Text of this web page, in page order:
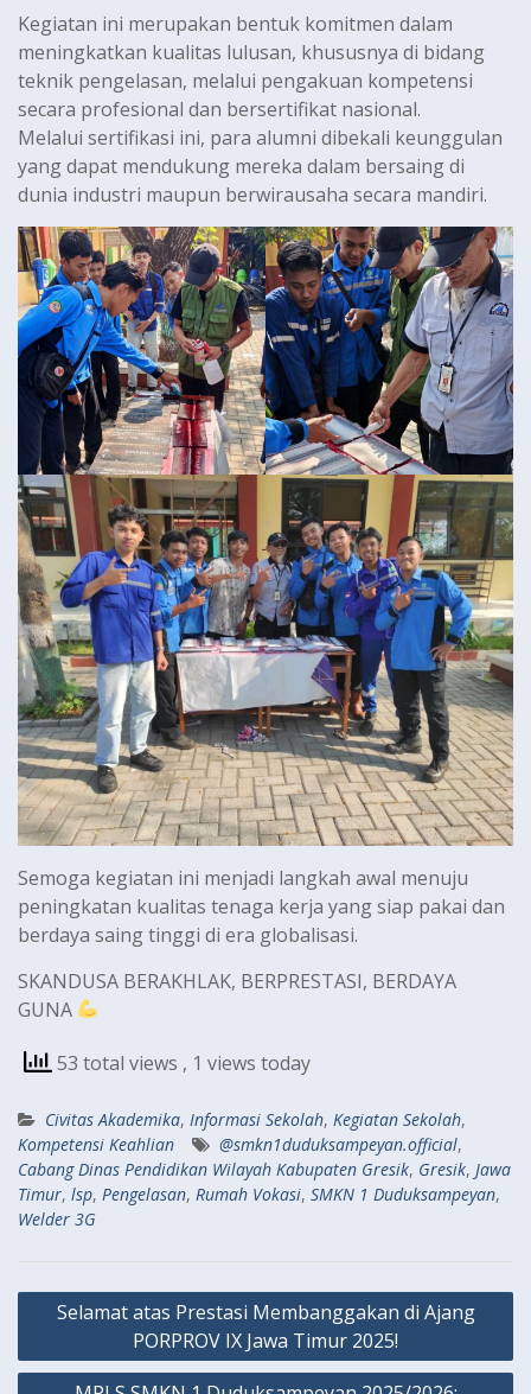
Kegiatan ini merupakan bentuk komitmen dalam
meningkatkan kualitas lulusan, khususnya di bidang
teknik pengelasan, melalui pengakuan kompetensi
secara profesional dan bersertifikat nasional.
Melalui sertifikasi ini, para alumni dibekali keunggulan
yang dapat mendukung mereka dalam bersaing di
dunia industri maupun berwirausaha secara mandiri.
Semoga kegiatan ini menjadi langkah awal menuju
peningkatan kualitas tenaga kerja yang siap pakai dan
berdaya saing tinggi di era globalisasi.
SKANDUSA BERAKHLAK, BERPRESTASI, BERDAYA
GUNA
53 total views , 1 views today
Civitas Akademika, Informasi Sekolah, Kegiatan Sekolah,
Kompetensi Keahlian
@smkn1duduksampeyan.official,
Cabang Dinas Pendidikan Wilayah Kabupaten Gresik, Gresik, Jawa
Timur, lsp, Pengelasan, Rumah Vokasi, SMKN 1 Duduksampeyan,
Welder 3G
Navigasi
Selamat atas Prestasi Membanggakan di Ajang
PORPROV IX Jawa Timur 2025!